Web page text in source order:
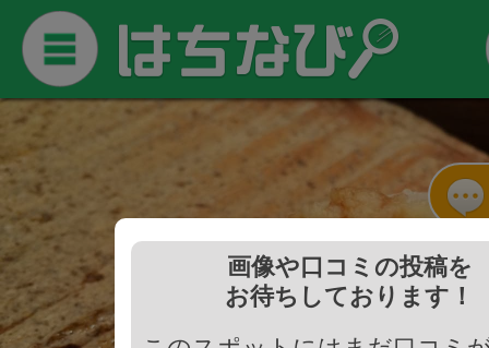
画像や口コミの投稿を
お待ちしております！